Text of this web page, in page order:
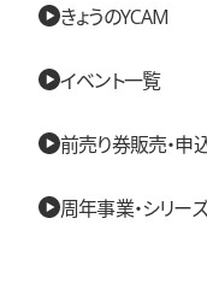
きょうのYCAM
イベント一覧
前売り券販売・申
周年事業・シリー